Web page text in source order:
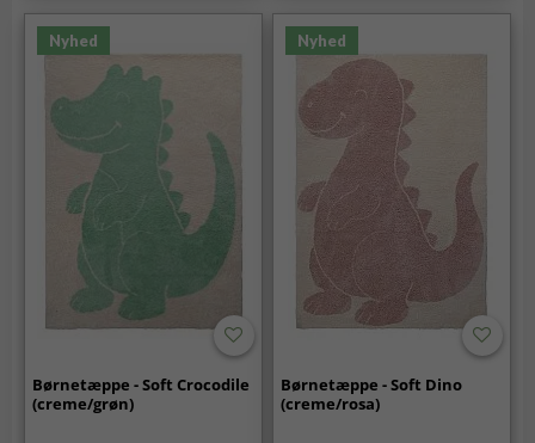
Nyhed
Børnetæppe - Soft Crocodile
(creme/grøn)
Nyhed
Børnetæppe - Soft Dino
(creme/rosa)